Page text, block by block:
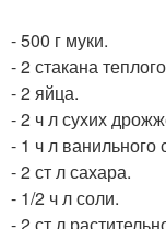
- 500 г муки.
- 2 стакана
- 2 яйца.
- 2 ч л сухих
- 1 ч л ванильного
- 2 ст л сахара.
- 1/2 ч л соли.